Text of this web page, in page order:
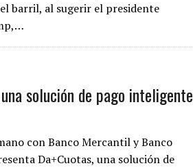
barril, al sugerir el presidente
solución de pago inteligente
con Banco Mercantil y Banco
Da+Cuotas, una solución de